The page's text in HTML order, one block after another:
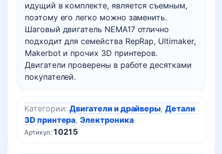
идущий в комплекте, является съемным,
поэтому его легко можно заменить.
Шаговый двигатель NEMA17 отлично
подходит для семейства RepRap, Ultimaker,
Makerbot и прочих 3D принтеров.
Двигатели проверены в работе десятками
покупателей.
Артикул:10215
Категории:Двигатели и драйверы,Детали
3D принтера,Электроника